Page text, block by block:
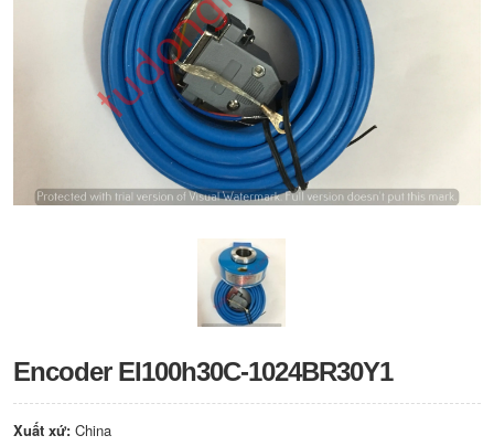
Encoder EI100h30C-1024BR30Y1
Xuất xứ: China